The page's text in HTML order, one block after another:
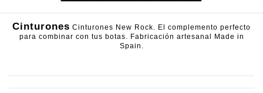
Cinturones Cinturones New Rock. El complemento perfecto
para combinar con tus botas. Fabricación artesanal Made in
Spain.